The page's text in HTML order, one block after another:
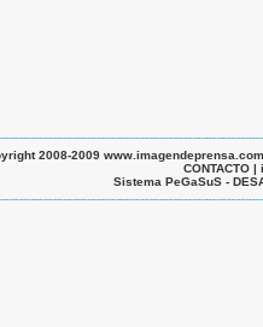
2008-2009
CONTACTO
Sistema PeGaSuS -